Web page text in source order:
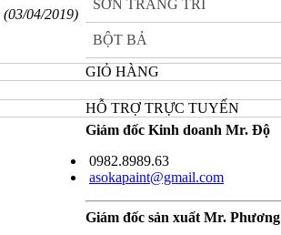
(03/04/2019)
SƠN TRANG TRÍ
BỘT BẢ
GIỎ HÀNG
HỖ TRỢ TRỰC TUYẾN
Giám đốc Kinh doanh Mr. Độ
0982.8989.63
asokapaint@gmail.com
Giám đốc sản xuất Mr. Phương